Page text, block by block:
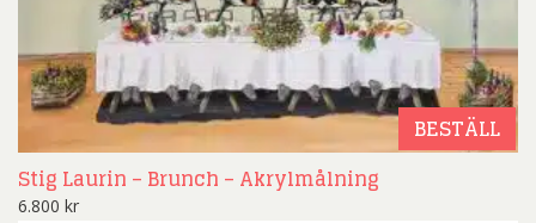
BESTÄLL
Stig Laurin – Brunch – Akrylmålning
6.800 kr